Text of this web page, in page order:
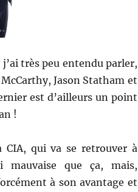
très peu entendu parler,
Jason Statham et
est d’ailleurs un point
!
CIA, qui va se retrouver à
que ça, mais,
à son avantage et